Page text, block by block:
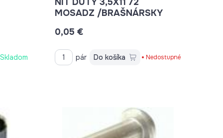
Skladom
MOSADZ /BRAŠNÁRSKY
0,05 €
pár Do košíka Nedostupné